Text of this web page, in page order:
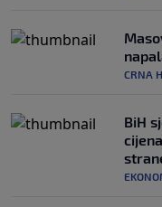
CRNA
BiH